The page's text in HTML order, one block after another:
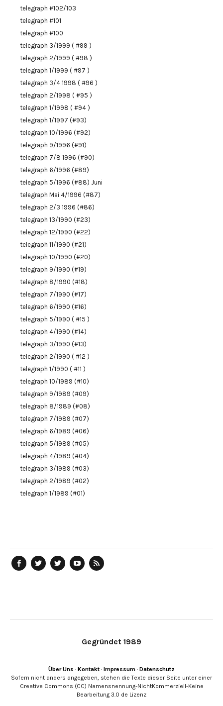
telegraph #102/103
telegraph #101
telegraph #100
telegraph 3/1999 ( #99 )
telegraph 2/1999 ( #98 )
telegraph 1/1999 ( #97 )
telegraph 3/4 1998 ( #96 )
telegraph 2/1998 ( #95 )
telegraph 1/1998 ( #94 )
telegraph 1/1997 (#93)
telegraph 10/1996 (#92)
telegraph 9/1996 (#91)
telegraph 7/8 1996 (#90)
telegraph 6/1996 (#89)
telegraph 5/1996 (#88) Juni
telegraph Mai 4/1996 (#87)
telegraph 2/3 1996 (#86)
telegraph 13/1990 (#23)
telegraph 12/1990 (#22)
telegraph 11/1990 (#21)
telegraph 10/1990 (#20)
telegraph 9/1990 (#19)
telegraph 8/1990 (#18)
telegraph 7/1990 (#17)
telegraph 6/1990 (#16)
telegraph 5/1990 ( #15 )
telegraph 4/1990 (#14)
telegraph 3/1990 (#13)
telegraph 2/1990 ( #12 )
telegraph 1/1990 ( #11 )
telegraph 10/1989 (#10)
telegraph 9/1989 (#09)
telegraph 8/1989 (#08)
telegraph 7/1989 (#07)
telegraph 6/1989 (#06)
telegraph 5/1989 (#05)
telegraph 4/1989 (#04)
telegraph 3/1989 (#03)
telegraph 2/1989 (#02)
telegraph 1/1989 (#01)
Gegründet 1989
Über Uns · Kontakt · Impressum · Datenschutz
Sofern nicht anders angegeben, stehen die Texte dieser Seite unter einer
Creative Commons (CC) Namensnennung-NichtKommerziell-Keine
Bearbeitung 3.0 de Lizenz